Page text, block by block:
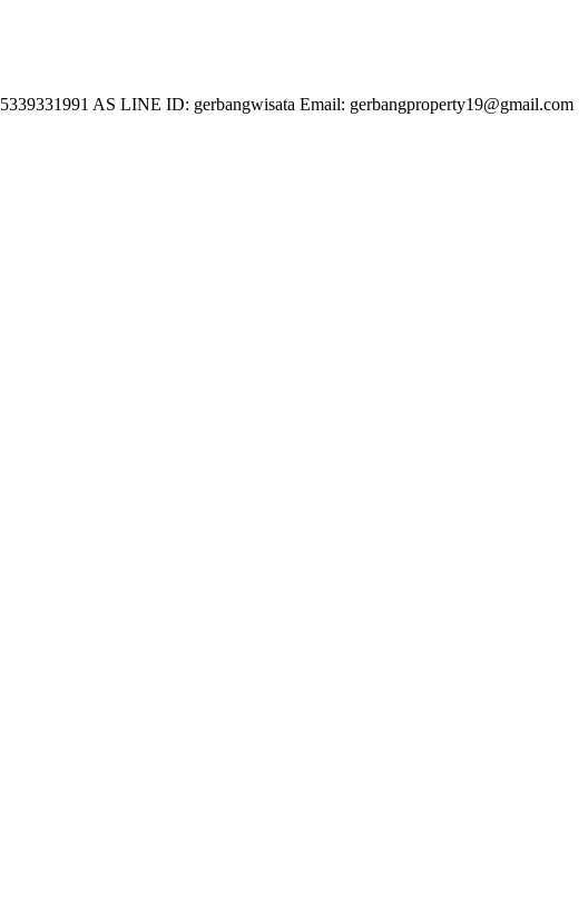
AS LINE ID: gerbangwisata Email: gerbangproperty19@gmail.com